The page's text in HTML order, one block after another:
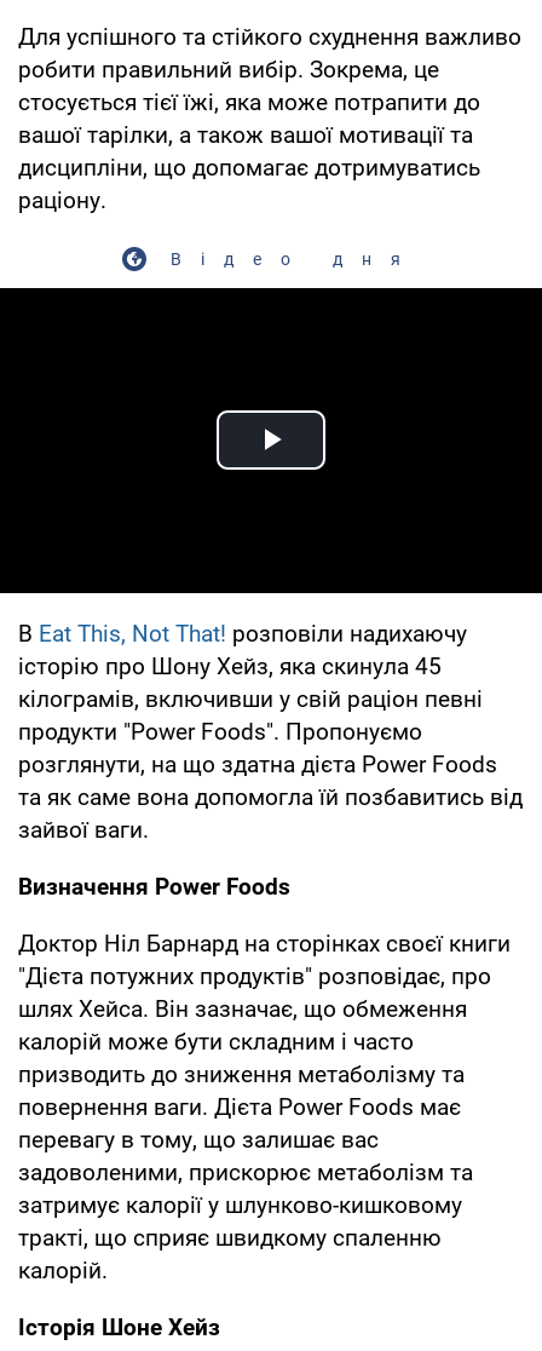
Для успішного та стійкого схуднення важливо
робити правильний вибір. Зокрема, це
стосується тієї їжі, яка може потрапити до
вашої тарілки, а також вашої мотивації та
дисципліни, що допомагає дотримуватись
раціону.
Відео дня
Play Video
В Eat This, Not That! розповіли надихаючу
історію про Шону Хейз, яка скинула 45
кілограмів, включивши у свій раціон певні
продукти "Power Foods". Пропонуємо
розглянути, на що здатна дієта Power Foods
та як саме вона допомогла їй позбавитись від
зайвої ваги.
Визначення Power Foods
Доктор Ніл Барнард на сторінках своєї книги
"Дієта потужних продуктів" розповідає, про
шлях Хейса. Він зазначає, що обмеження
калорій може бути складним і часто
призводить до зниження метаболізму та
повернення ваги. Дієта Power Foods має
перевагу в тому, що залишає вас
задоволеними, прискорює метаболізм та
затримує калорії у шлунково-кишковому
тракті, що сприяє швидкому спаленню
калорій.
Історія Шоне Хейз